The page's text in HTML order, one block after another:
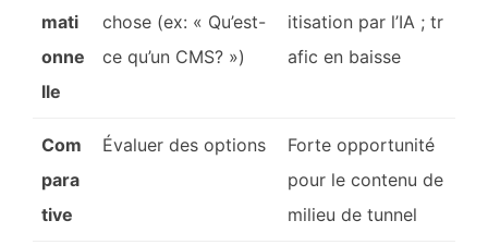
mati
onne
lle
chose (ex: « Qu’est-
ce qu’un CMS? »)
itisation par l’IA ; tr
afic en baisse
Com
para
tive
Évaluer des options
Forte opportunité
pour le contenu de
milieu de tunnel